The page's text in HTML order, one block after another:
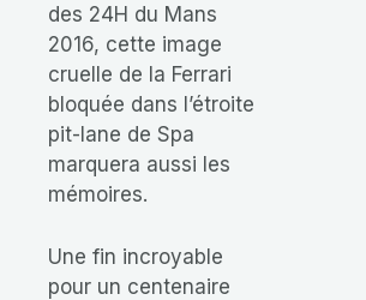
des 24H du Mans
2016, cette image
cruelle de la Ferrari
bloquée dans l’étroite
pit-lane de Spa
marquera aussi les
mémoires.
Une fin incroyable
pour un centenaire